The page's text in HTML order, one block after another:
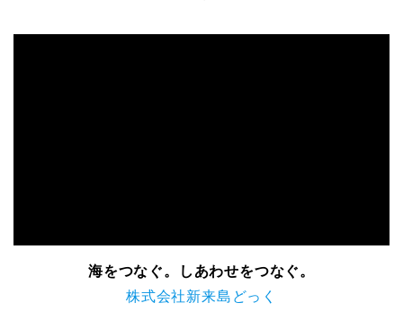
海をつなぐ。しあわせをつなぐ。
株式会社新来島どっく